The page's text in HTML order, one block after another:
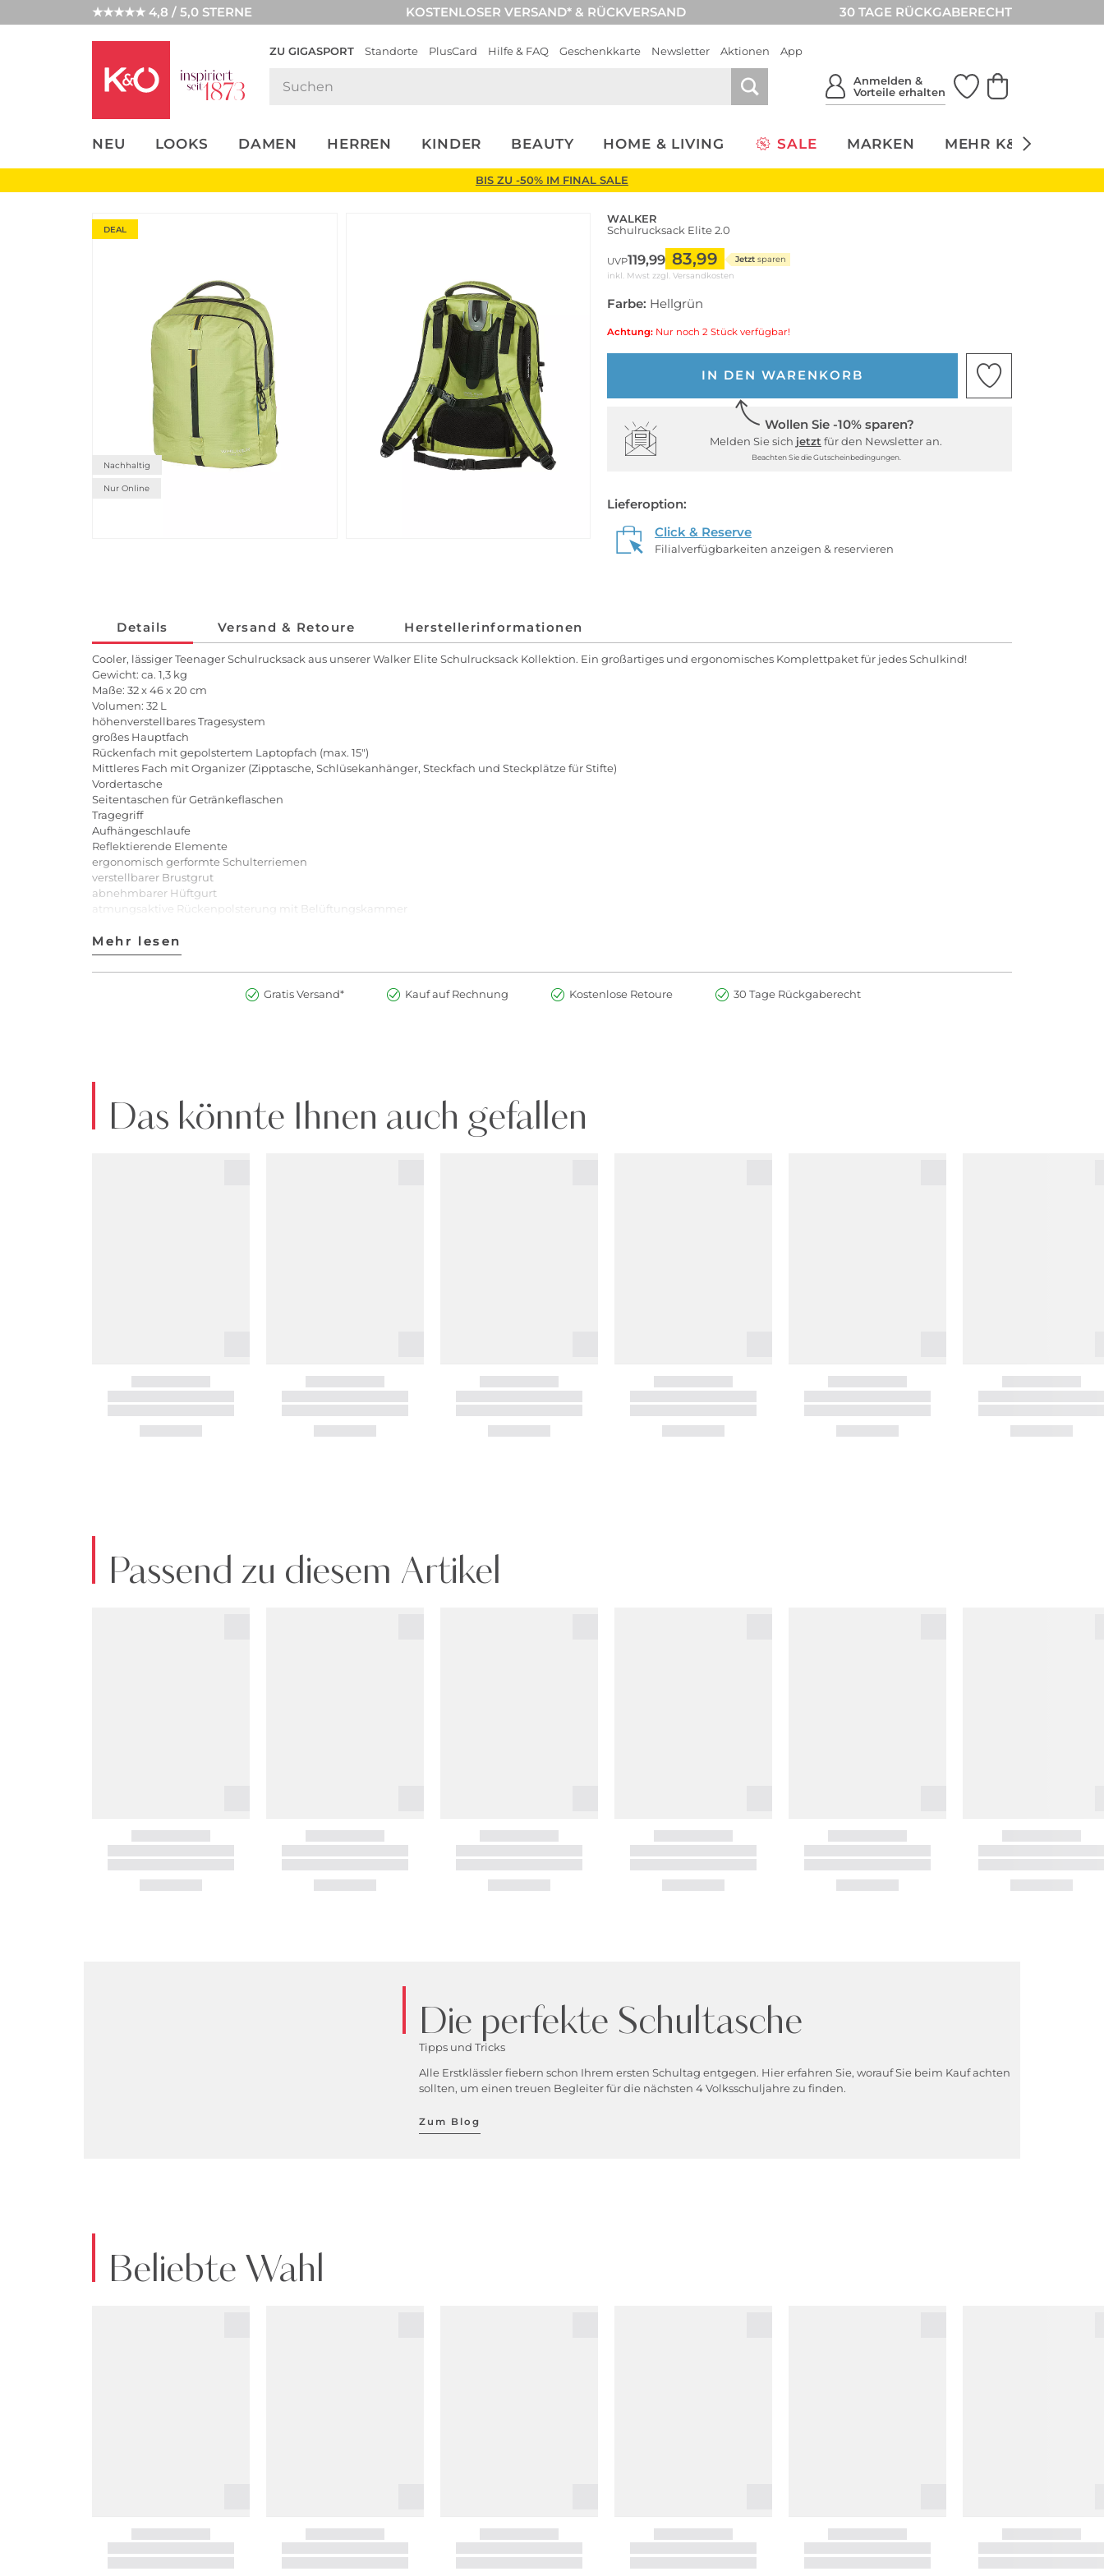
★★★★★ 4,8 / 5,0 STERNE KOSTENLOSER VERSAND* & RÜCKVERSAND 30 TAGE RÜCKGABERECHT
ZU GIGASPORT Standorte PlusCard Hilfe & FAQ Geschenkkarte Newsletter Aktionen App
Anmelden &
Vorteile erhalten
NEU LOOKS DAMEN HERREN KINDER BEAUTY HOME & LIVING SALE MARKEN MEHR K&Ö
UNSERE APP
CLICK &
BIS ZU -50% IM FINAL SALE
DEAL
Nachhaltig
Nur Online
WALKER
Schulrucksack Elite 2.0
UVP119,99 83,99 Jetzt sparen
inkl. Mwst zzgl. Versandkosten
Farbe: Hellgrün
Achtung: Nur noch 2 Stück verfügbar!
IN DEN WARENKORB
Wollen Sie -10% sparen?
Melden Sie sich jetzt für den Newsletter an.
Beachten Sie die Gutscheinbedingungen.
Lieferoption:
Click & Reserve
Filialverfügbarkeiten anzeigen & reservieren
Details Versand & Retoure Herstellerinformationen
Cooler, lässiger Teenager Schulrucksack aus unserer Walker Elite Schulrucksack Kollektion. Ein großartiges und ergonomisches Komplettpaket für jedes Schulkind!
Gewicht: ca. 1,3 kg
Maße: 32 x 46 x 20 cm
Volumen: 32 L
höhenverstellbares Tragesystem
großes Hauptfach
Rückenfach mit gepolstertem Laptopfach (max. 15")
Mittleres Fach mit Organizer (Zipptasche, Schlüsekanhänger, Steckfach und Steckplätze für Stifte)
Vordertasche
Seitentaschen für Getränkeflaschen
Tragegriff
Aufhängeschlaufe
Reflektierende Elemente
ergonomisch gerformte Schulterriemen
verstellbarer Brustgrut
abnehmbarer Hüftgurt
atmungsaktive Rückenpolsterung mit Belüftungskammer
Geheimes Zippfach am Rucksackrücken
Wasser- und schmutzabweisende Beschichtung
Anti Diebstahlschutz
ergonomisch, orthopädisch geprüfte & zertifizierte Schulrucksäcke
Schulrucksack zu fairen Arbeitsbedingungen hergestellt
Art.Nr:2900276640192
Mehr lesen
Mehr lesen
Gratis Versand* Kauf auf Rechnung Kostenlose Retoure 30 Tage Rückgaberecht
Das könnte Ihnen auch gefallen
Passend zu diesem Artikel
Die perfekte Schultasche
Tipps und Tricks
Alle Erstklässler fiebern schon Ihrem ersten Schultag entgegen. Hier erfahren Sie, worauf Sie beim Kauf achten
sollten, um einen treuen Begleiter für die nächsten 4 Volksschuljahre zu finden.
Zum Blog
Beliebte Wahl